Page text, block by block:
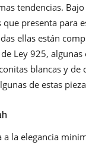
tendencias.
que presenta para
ellas están
Ley 925,
blancas y de
de estas
a la elegancia